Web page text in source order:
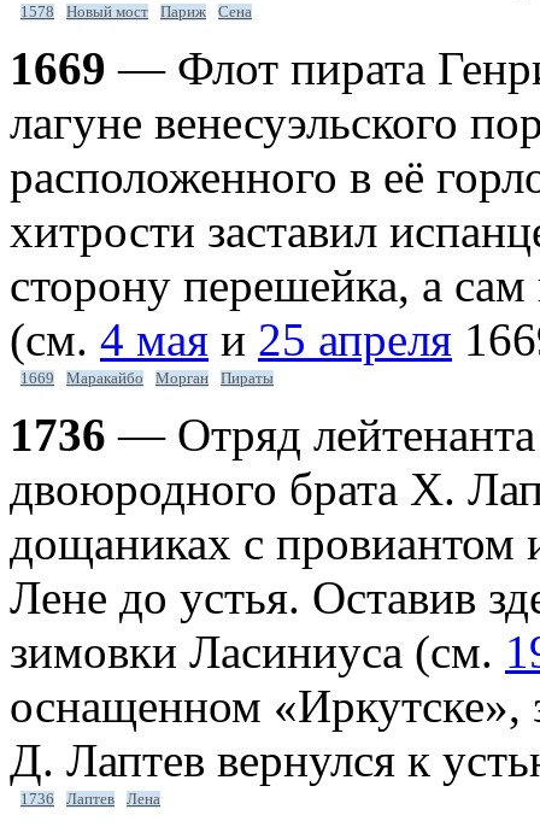
1578 Новый мост Париж Сена
1669 — Флот пирата
лагуне венесуэльского
расположенного в её
хитрости заставил
сторону перешейка, а
(см. 4 мая и 25 апреля
1669 Маракайбо Морган Пираты
1736 — Отряд
двоюродного брата X.
дощаниках с провиантом
Лене до устья. Оставив
зимовки Ласиниуса (см.
оснащенном «Иркутске»,
Д. Лаптев вернулся к
1736 Лаптев Лена